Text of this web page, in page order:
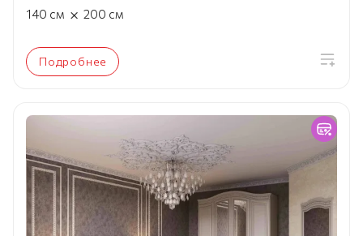
140 см × 200 см
Подробнее